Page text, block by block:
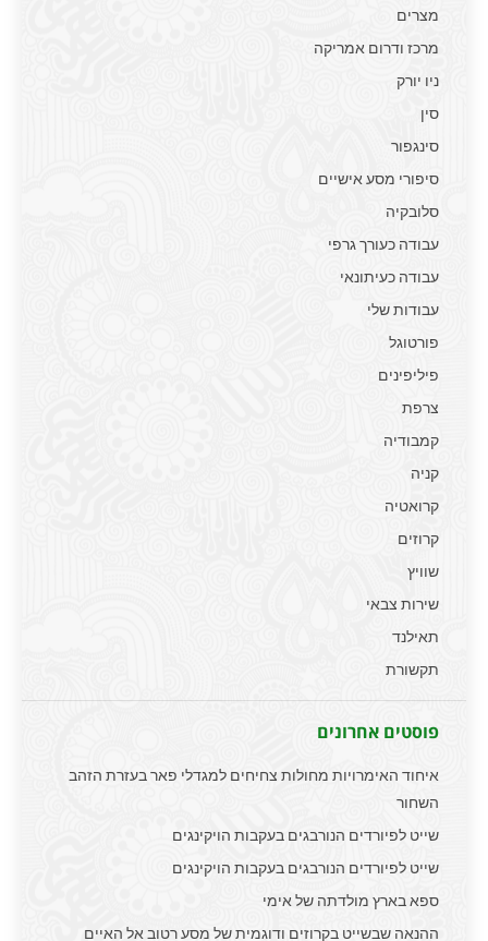
מצרים
מרכז ודרום אמריקה
ניו יורק
סין
סינגפור
סיפורי מסע אישיים
סלובקיה
עבודה כעורך גרפי
עבודה כעיתונאי
עבודות שלי
פורטוגל
פיליפינים
צרפת
קמבודיה
קניה
קרואטיה
קרוזים
שוויץ
שירות צבאי
תאילנד
תקשורת
פוסטים אחרונים
איחוד האימרויות מחולות צחיחים למגדלי פאר בעזרת הזהב
השחור
שייט לפיורדים הנורבגים בעקבות הויקינגים
שייט לפיורדים הנורבגים בעקבות הויקינגים
ספא בארץ מולדתה של אימי
ההנאה שבשייט בקרוזים ודוגמית של מסע רטוב אל האיים